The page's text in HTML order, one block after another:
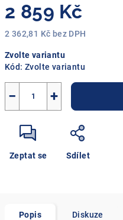
2 859 Kč
2 362,81 Kč bez DPH
cena:
Zvolte variantu
Kód: Zvolte variantu
+
−
Zeptat se Sdílet
Popis Diskuze